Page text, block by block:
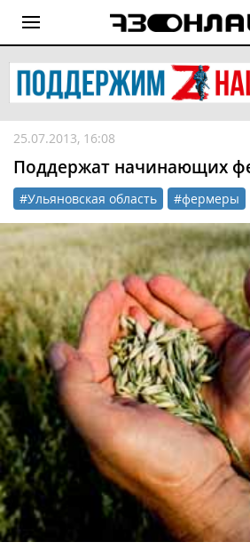
25.07.2013, 16:08
Поддержат начинающих
#Ульяновская область #фермеры